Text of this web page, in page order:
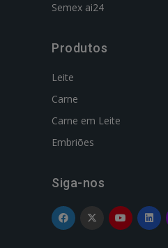
Semex ai24
Produtos
Leite
Carne
Carne em Leite
Embriões
Siga-nos